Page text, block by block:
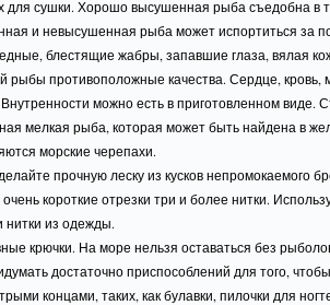
для сушки. Хорошо высушенная рыба съедобна в
и невысушенная рыба может испортиться за
блестящие жабры, запавшие глаза, вялая
рыбы противоположные качества. Сердце,
можно есть в приготовленном виде.
мелкая рыба, которая может быть найдена в
морские черепахи.
прочную леску из кусков непромокаемого
очень короткие отрезки три и более нитки.
нитки из одежды.
крючки. На море нельзя оставаться без
достаточно приспособлений для того,
концами, таких, как булавки, пилочки для